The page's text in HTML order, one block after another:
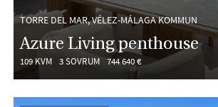
TORRE DEL MAR, VÉLEZ-MÁLAGA KOMMUN
Azure Living penthouse
109 KVM 3 SOVRUM 744 640 €